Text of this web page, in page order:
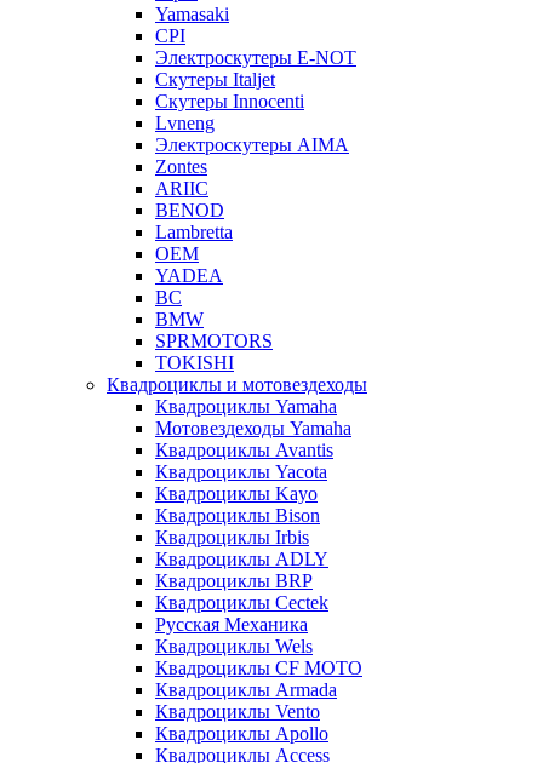
Yamasaki
CPI
Электроскутеры E-NOT
Скутеры Italjet
Скутеры Innocenti
Lvneng
Электроскутеры AIMA
Zontes
ARIIC
BENOD
Lambretta
OEM
YADEA
BC
BMW
SPRMOTORS
TOKISHI
Квадроциклы и мотовездеходы
Квадроциклы Yamaha
Мотовездеходы Yamaha
Квадроциклы Avantis
Квадроциклы Yacota
Квадроциклы Kayo
Квадроциклы Bison
Квадроциклы Irbis
Квадроциклы ADLY
Квадроциклы BRP
Квадроциклы Cectek
Русская Механика
Квадроциклы Wels
Квадроциклы CF MOTO
Квадроциклы Armada
Квадроциклы Vento
Квадроциклы Apollo
Квадроциклы Access